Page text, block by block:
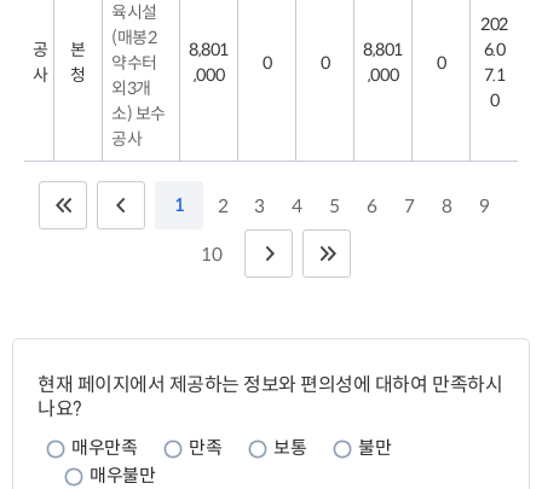
공
사
본
청
육시설
(매봉2
약수터
외3개
소) 보수
공사
8,801
,000
0 0
8,801
,000
0
202
6.0
7.1
0
1 2 3 4 5 6 7 8 9
10
이
지
만
족
도
현재 페이지에서 제공하는 정보와 편의성에 대하여 만족하시
나요?
매우만족 만족 보통
불만
매우불만